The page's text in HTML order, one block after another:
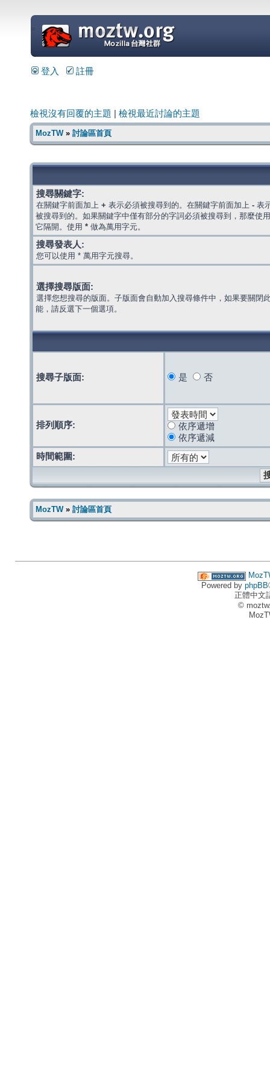
=
登入 註冊
檢視沒有回覆的主題 檢視最近討論的主題
MozTW» 討論區首頁
搜尋關鍵字:
在關鍵字前面加上 + 表示必須被搜尋到的。在關鍵字前面加上 - 表
被搜尋到的。如果關鍵字中僅有部分的字詞必須被搜尋到，那麼使
它隔開。使用 * 做為萬用字元。
搜尋發表人:
您可以使用 * 萬用字元搜尋。
選擇搜尋版面:
選擇您想搜尋的版面。子版面會自動加入搜尋條件中，如果要關閉
能，請反選下一個選項。
搜尋子版面: 是 否
排列順序:
依序遞增
依序遞減
時間範圍:
MozTW» 討論區首頁
Powered by phpBB
正體中文
©